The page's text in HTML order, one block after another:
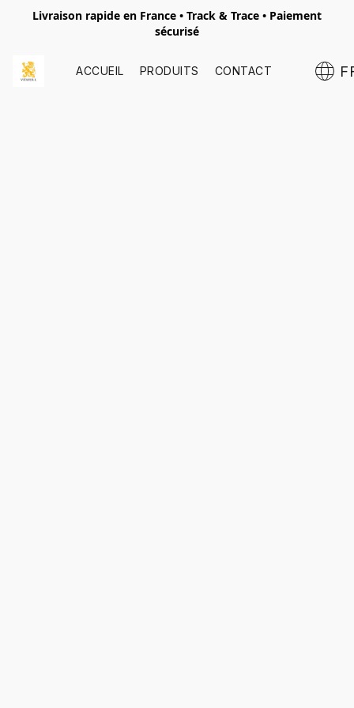
Livraison rapide en France • Track & Trace • Paiement
sécurisé
ACCUEIL PRODUITS CONTACT